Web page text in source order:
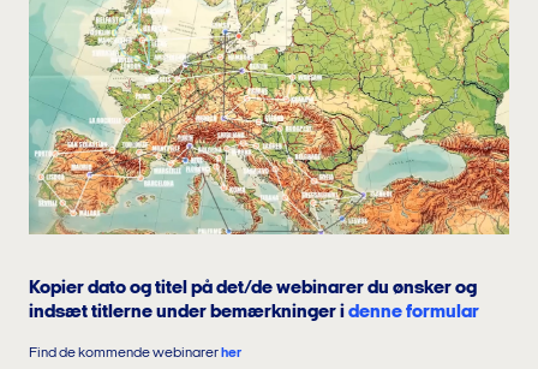
Kopier dato og titel på det/de webinarer du ønsker og
indsæt titlerne under bemærkninger idenne formular
Find de kommende webinarer her